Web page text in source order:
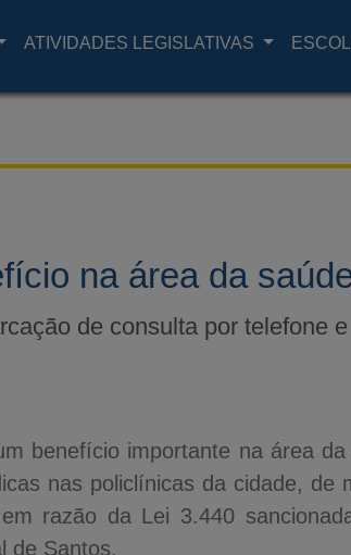
ATIVIDADES LEGISLATIVAS
na área da
de consulta por telefone
benefício importante na área
nas policlínicas da cidade, de
razão da Lei 3.440
de Santos.